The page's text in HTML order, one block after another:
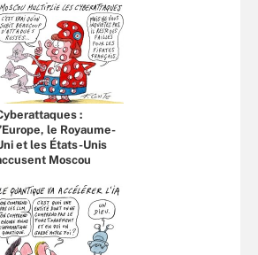
:
le Royaume-
et les États-Unis
Moscou